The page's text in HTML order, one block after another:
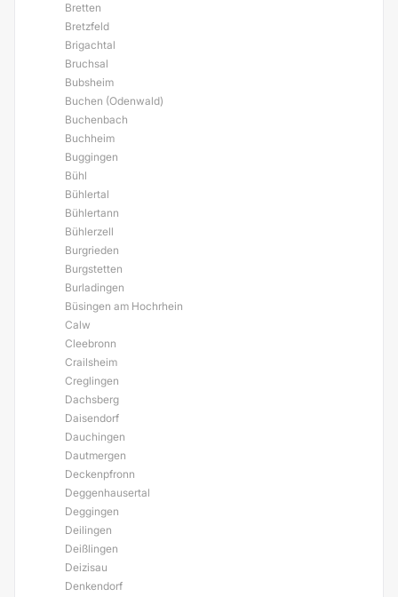
Bretten
Bretzfeld
Brigachtal
Bruchsal
Bubsheim
Buchen (Odenwald)
Buchenbach
Buchheim
Buggingen
Bühl
Bühlertal
Bühlertann
Bühlerzell
Burgrieden
Burgstetten
Burladingen
Büsingen am Hochrhein
Calw
Cleebronn
Crailsheim
Creglingen
Dachsberg
Daisendorf
Dauchingen
Dautmergen
Deckenpfronn
Deggenhausertal
Deggingen
Deilingen
Deißlingen
Deizisau
Denkendorf